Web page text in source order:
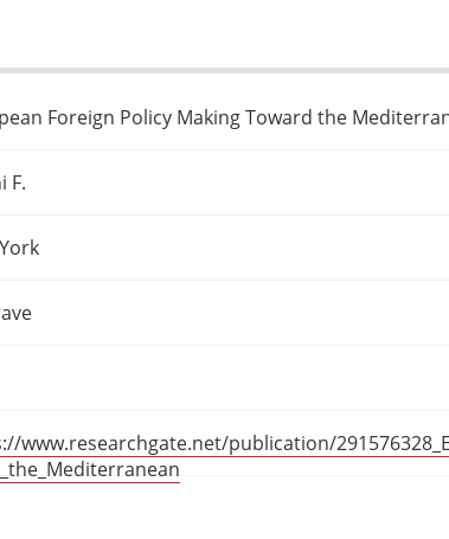
Foreign Policy Making Toward the
F.
www.researchgate.net/publication/